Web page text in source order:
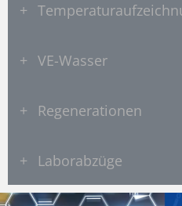
+
+ VE-Wasser
+ Regenerationen
+ Laborabzüge